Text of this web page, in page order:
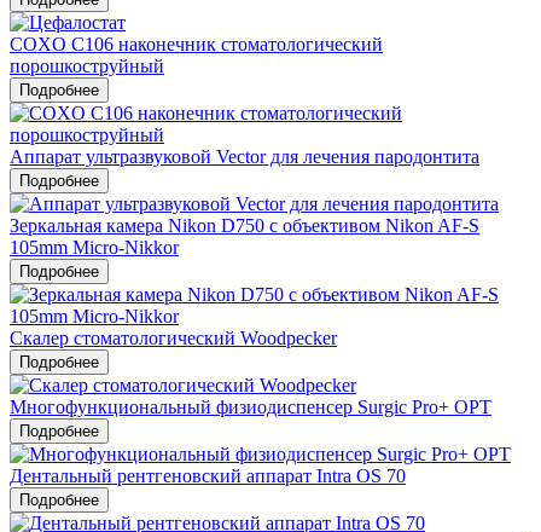
COXO C106 наконечник стоматологический
порошкоструйный
Подробнее
Аппарат ультразвуковой Vector для лечения пародонтита
Подробнее
Зеркальная камера Nikon D750 c объективом Nikon AF-S
105mm Micro-Nikkor
Подробнее
Скалер стоматологический Woodpecker
Подробнее
Многофункциональный физиодиспенсер Surgic Pro+ OPT
Подробнее
Дентальный рентгеновский аппарат Intra OS 70
Подробнее